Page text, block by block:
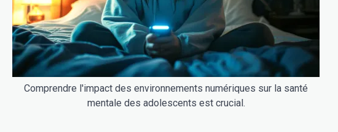
Comprendre l'impact des environnements numériques sur la santé
mentale des adolescents est crucial.